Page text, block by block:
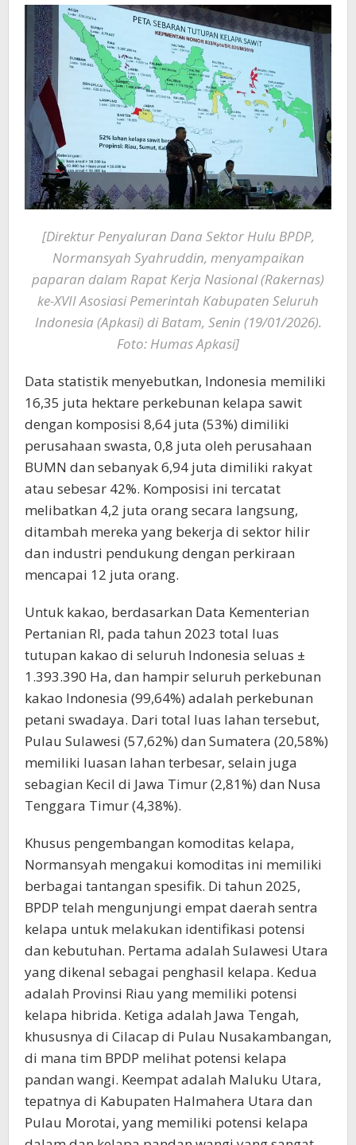
[Direktur Penyaluran Dana Sektor Hulu BPDP,
Normansyah Syahruddin, menyampaikan
paparan dalam Rapat Kerja Nasional (Rakernas)
ke-XVII Asosiasi Pemerintah Kabupaten Seluruh
Indonesia (Apkasi) di Batam, Senin (19/01/2026).
Foto: Humas Apkasi]
Data statistik menyebutkan, Indonesia memiliki
16,35 juta hektare perkebunan kelapa sawit
dengan komposisi 8,64 juta (53%) dimiliki
perusahaan swasta, 0,8 juta oleh perusahaan
BUMN dan sebanyak 6,94 juta dimiliki rakyat
atau sebesar 42%. Komposisi ini tercatat
melibatkan 4,2 juta orang secara langsung,
ditambah mereka yang bekerja di sektor hilir
dan industri pendukung dengan perkiraan
mencapai 12 juta orang.
Untuk kakao, berdasarkan Data Kementerian
Pertanian RI, pada tahun 2023 total luas
tutupan kakao di seluruh Indonesia seluas ±
1.393.390 Ha, dan hampir seluruh perkebunan
kakao Indonesia (99,64%) adalah perkebunan
petani swadaya. Dari total luas lahan tersebut,
Pulau Sulawesi (57,62%) dan Sumatera (20,58%)
memiliki luasan lahan terbesar, selain juga
sebagian Kecil di Jawa Timur (2,81%) dan Nusa
Tenggara Timur (4,38%).
Khusus pengembangan komoditas kelapa,
Normansyah mengakui komoditas ini memiliki
berbagai tantangan spesifik. Di tahun 2025,
BPDP telah mengunjungi empat daerah sentra
kelapa untuk melakukan identifikasi potensi
dan kebutuhan. Pertama adalah Sulawesi Utara
yang dikenal sebagai penghasil kelapa. Kedua
adalah Provinsi Riau yang memiliki potensi
kelapa hibrida. Ketiga adalah Jawa Tengah,
khususnya di Cilacap di Pulau Nusakambangan,
di mana tim BPDP melihat potensi kelapa
pandan wangi. Keempat adalah Maluku Utara,
tepatnya di Kabupaten Halmahera Utara dan
Pulau Morotai, yang memiliki potensi kelapa